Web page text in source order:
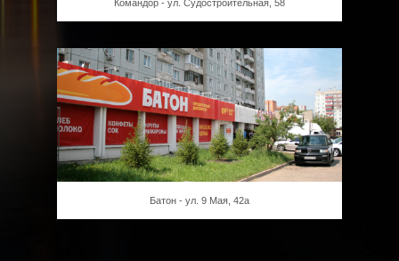
Командор - ул. Судостроительная, 58
Батон - ул. 9 Мая, 42а